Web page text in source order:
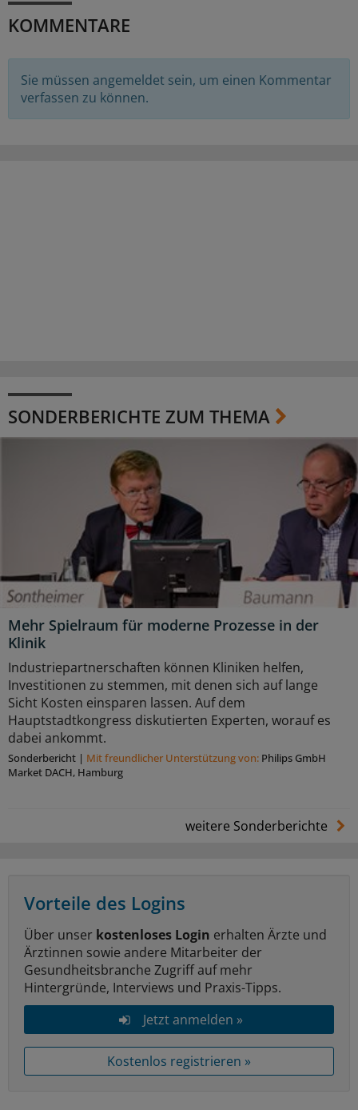
KOMMENTARE
Sie müssen angemeldet sein, um einen Kommentar
verfassen zu können.
SONDERBERICHTE ZUM THEMA
Mehr Spielraum für moderne Prozesse in der
Klinik
Industriepartnerschaften können Kliniken helfen,
Investitionen zu stemmen, mit denen sich auf lange
Sicht Kosten einsparen lassen. Auf dem
Hauptstadtkongress diskutierten Experten, worauf es
dabei ankommt.
Sonderbericht | Mit freundlicher Unterstützung von: Philips GmbH
Market DACH, Hamburg
weitere Sonderberichte
Vorteile des Logins
Über unser kostenloses Login erhalten Ärzte und
Ärztinnen sowie andere Mitarbeiter der
Gesundheitsbranche Zugriff auf mehr
Hintergründe, Interviews und Praxis-Tipps.
Jetzt anmelden »
Kostenlos registrieren »